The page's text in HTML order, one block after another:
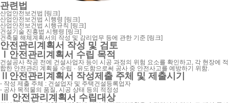
관련법
산업안전보건법 [링크]
산업안전보건법 시행령 [링크]
산업안전보건법 시행규칙 [링크]
건설기술 진흥법 시행령 [링크]
건축물 해체계획서의 작성 및 감리업무 등에 관한 기준 [링크]
안전관리계획서 작성 및 검토
안전관리계획서 수립 목적
건설공사 착공 전에 건설사업자 등이 시공 과정의 위험 요소를 확인하고, 각 현장에 적
합한 안전관리 계획을 수립 · 유도함으로써 공사 중 안전사고를 예방하기 위함.
안전관리계획서 작성제출 주체 및 제출시기
- 작성 제출 주체 : 건설업자 및 주택건설등록업자
- 공사 목적물의 품질, 시공 상태 등의 적정성
안전관리계획서 수립대상